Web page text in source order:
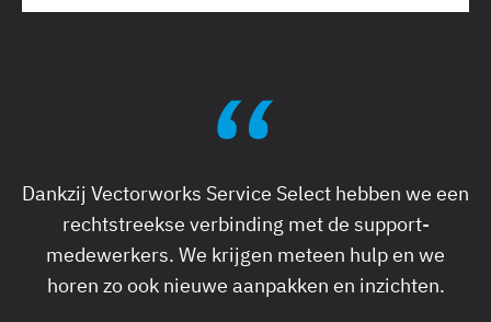
Dankzij Vectorworks Service Select hebben we een
rechtstreekse verbinding met de support-
medewerkers. We krijgen meteen hulp en we
horen zo ook nieuwe aanpakken en inzichten.